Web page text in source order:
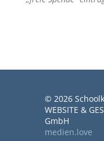
© 2026
WEBSITE &
GmbH
medien.love